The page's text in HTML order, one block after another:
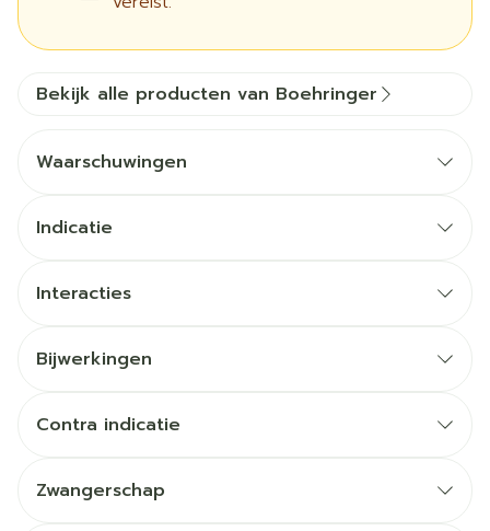
Bekijk alle producten van Boehringer
Waarschuwingen
Indicatie
Interacties
Bijwerkingen
Contra indicatie
Zwangerschap